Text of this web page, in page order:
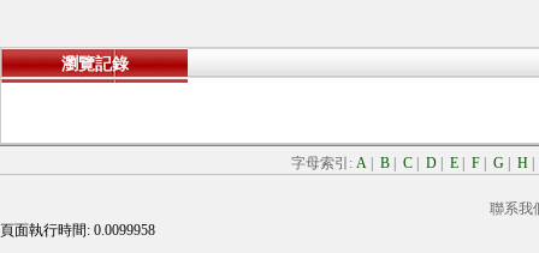
瀏覽記錄
字母索引: A B C D E F G H
聯系我
頁面執行時間: 0.0099958